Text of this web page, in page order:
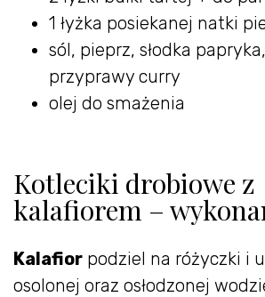
1 łyżka posiekanej natki
sól, pieprz, słodka
przyprawy curry
olej do smażenia
Kotleciki drobiowe z
kalafiorem –
Kalafior podziel na różyczki i
osolonej oraz osłodzonej